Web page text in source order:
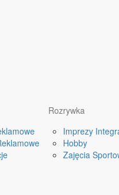
Rozrywka
Imprezy
Hobby
Zajęcia